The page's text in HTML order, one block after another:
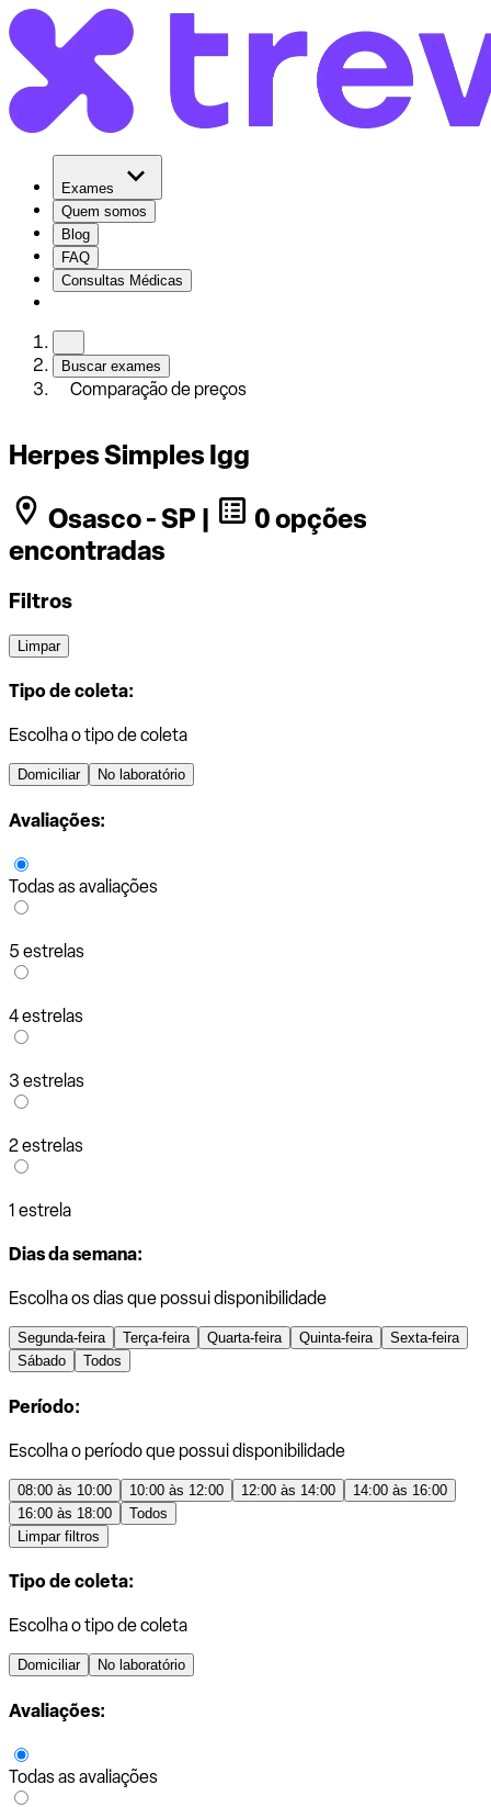
Exames
Quem somos
Blog
FAQ
Consultas Médicas
Buscar exames
Comparação de preços
Herpes Simples Igg
Osasco - SP |
0 opções
encontradas
Filtros
Limpar
Tipo de coleta:
Escolha o tipo de coleta
Domiciliar No laboratório
Avaliações:
Todas as avaliações
5 estrelas
4 estrelas
3 estrelas
2 estrelas
1 estrela
Dias da semana:
Escolha os dias que possui disponibilidade
Segunda-feira Terça-feira Quarta-feira Quinta-feira
Sexta-feira
Sábado
Todos
Período:
Escolha o período que possui disponibilidade
08:00 às 10:00 10:00 às 12:00 12:00 às 14:00
14:00 às 16:00
16:00 às 18:00
Todos
Limpar filtros
Tipo de coleta:
Escolha o tipo de coleta
Domiciliar No laboratório
Avaliações:
Todas as avaliações